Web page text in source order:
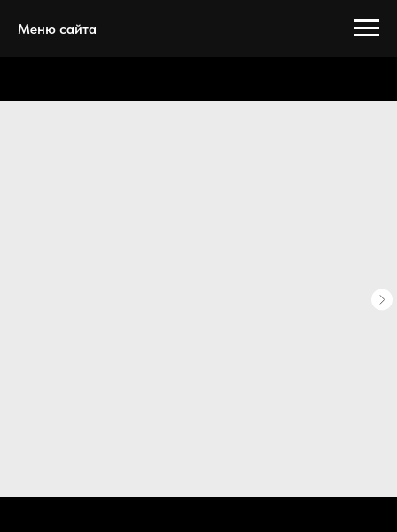
Меню сайта